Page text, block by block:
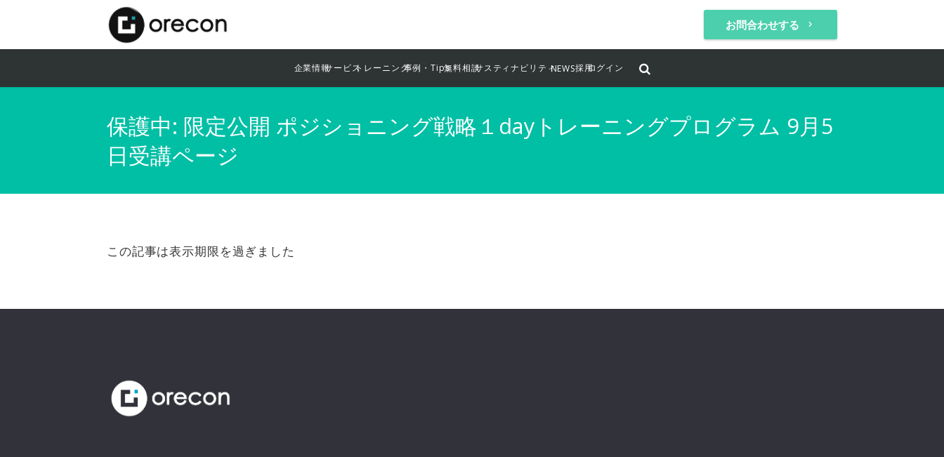
お問合わせする keyboard_arrow_right
企業情報サービストレーニング事例・Tips無料相談サスティナビリティNEWS採用ログイン
保護中: 限定公開 ポジショニング戦略１dayトレーニングプログラム 9月5
日受講ページ
この記事は表示期限を過ぎました